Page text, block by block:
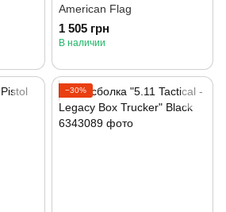
American Flag
1 505 грн
В наличии
−30%